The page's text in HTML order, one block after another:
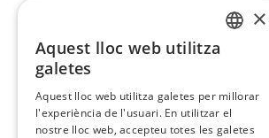
×
Aquest lloc web utilitza
galetes
Aquest lloc web utilitza galetes per millorar
l'experiència de l'usuari. En utilitzar el
nostre lloc web, accepteu totes les galetes